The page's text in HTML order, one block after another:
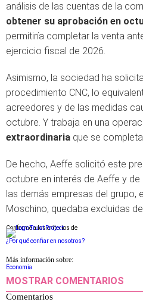
análisis de las cuentas de la
obtener su aprobación en
permitiría completar la venta
ejercicio fiscal de 2026.
Asimismo, la sociedad ha
procedimiento CNC, lo
acreedores y de las medidas
octubre. Y trabaja en una
extraordinaria que se
De hecho, Aeffe solicitó este
octubre en interés de Aeffe y de
las demás empresas del grupo,
Moschino, quedaba excluidas
Conforme a los criterios de
¿Por qué confiar en nosotros?
Más información sobre:
Economia
MOSTRAR COMENTARIOS
Comentarios